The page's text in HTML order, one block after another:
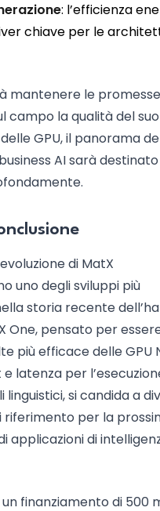
: l’efficienza
chiave per le
mantenere le
campo la qualità del
GPU, il panorama
AI sarà
di MatX
uno degli sviluppi più
storia recente
One, pensato per
più efficace delle GPU
latenza per
linguistici, si candida a
riferimento per la
applicazioni di
finanziamento di 500